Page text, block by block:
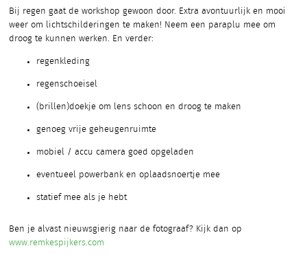
Bij regen gaat de workshop gewoon door. Extra avontuurlijk en mooi
weer om lichtschilderingen te maken! Neem een paraplu mee om
droog te kunnen werken. En verder:
regenkleding
regenschoeisel
(brillen)doekje om lens schoon en droog te maken
genoeg vrije geheugenruimte
mobiel / accu camera goed opgeladen
eventueel powerbank en oplaadsnoertje mee
statief mee als je hebt
Ben je alvast nieuwsgierig naar de fotograaf? Kijk dan op
www.remkespijkers.com